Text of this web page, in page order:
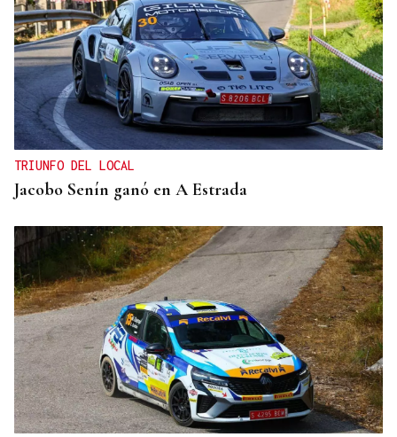
TRIUNFO DEL LOCAL
Jacobo Senín ganó en A Estrada